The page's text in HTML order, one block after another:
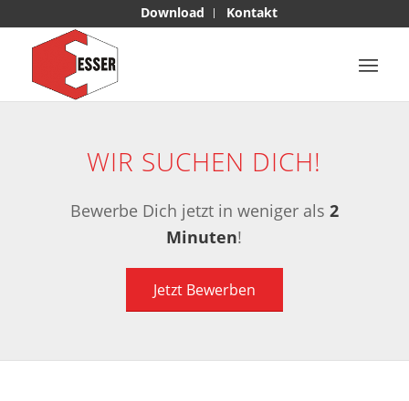
Download Kontakt
WIR SUCHEN DICH!
Bewerbe Dich jetzt in weniger als 2
Minuten!
Jetzt Bewerben